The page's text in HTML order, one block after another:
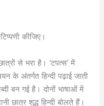
कीजिए।
से भरा है। ‘टपत्स’ में
के अंतर्गत हिन्दी पढ़ाई जाती
बन गई है। दोनों भाषाओं में
छात्र शुद्ध हिन्दी बोलते हैं।